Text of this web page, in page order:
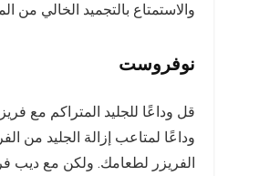
والاستمتاع بالتجميد الخالي من
نوفروست
قل وداعًا للجليد المتراكم مع
وداعًا لمتاعب إزالة الجليد من